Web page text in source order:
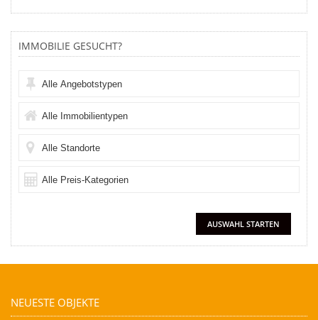
IMMOBILIE GESUCHT?
NEUESTE OBJEKTE